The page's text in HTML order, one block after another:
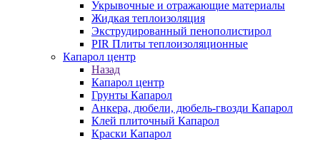
Укрывочные и отражающие материалы
Жидкая теплоизоляция
Экструдированный пенополистирол
PIR Плиты теплоизоляционные
Капарол центр
Назад
Капарол центр
Грунты Капарол
Анкера, дюбели, дюбель-гвозди Капарол
Клей плиточный Капарол
Краски Капарол